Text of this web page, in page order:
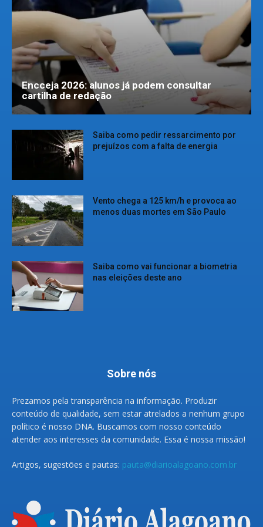
Encceja 2026: alunos já podem consultar
cartilha de redação
Saiba como pedir ressarcimento por
prejuízos com a falta de energia
Vento chega a 125 km/h e provoca ao
menos duas mortes em São Paulo
Saiba como vai funcionar a biometria
nas eleições deste ano
Sobre nós
Prezamos pela transparência na informação. Produzir
conteúdo de qualidade, sem estar atrelados a nenhum grupo
político é nosso DNA. Buscamos com nosso conteúdo
atender aos interesses da comunidade. Essa é nossa missão!
Artigos, sugestões e pautas: pauta@diarioalagoano.com.br